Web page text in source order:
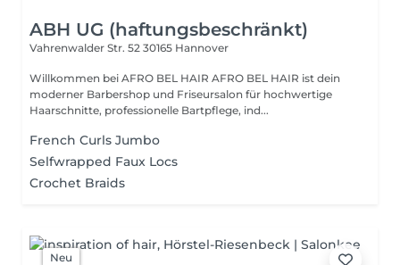
ABH UG (haftungsbeschränkt)
Vahrenwalder Str. 52 30165 Hannover
Willkommen bei AFRO BEL HAIR AFRO BEL HAIR ist dein
moderner Barbershop und Friseursalon für hochwertige
Haarschnitte, professionelle Bartpflege, ind...
French Curls Jumbo
Selfwrapped Faux Locs
Crochet Braids
Neu